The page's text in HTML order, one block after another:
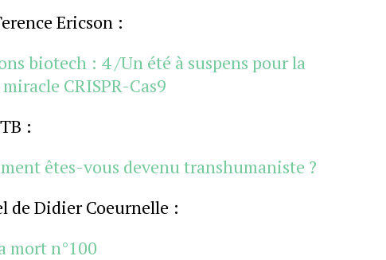
Ericson :
biotech : 4 /Un été à suspens pour la
CRISPR-Cas9
:
êtes-vous devenu transhumaniste ?
de Didier Coeurnelle :
mort n°100